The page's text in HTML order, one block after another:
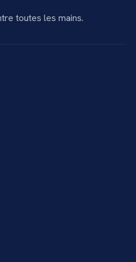
toutes les mains.